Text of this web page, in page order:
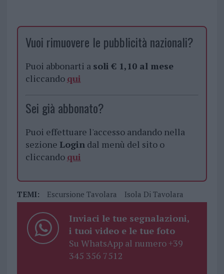
Vuoi rimuovere le pubblicità nazionali?
Puoi abbonarti a soli € 1,10 al mese
cliccando qui
Sei già abbonato?
Puoi effettuare l'accesso andando nella
sezione Login dal menù del sito o
cliccando qui
TEMI: Escursione Tavolara Isola Di Tavolara
Inviaci le tue segnalazioni,
i tuoi video e le tue foto
Su WhatsApp al numero +39
345 356 7512